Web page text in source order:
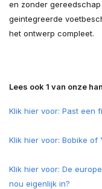
en zonder
geintegreerde
het ontwerp compleet.
Lees ook 1 van onze
Klik hier voor: Past een
Klik hier voor: Bobike
Klik hier voor: De
nou eigenlijk in?